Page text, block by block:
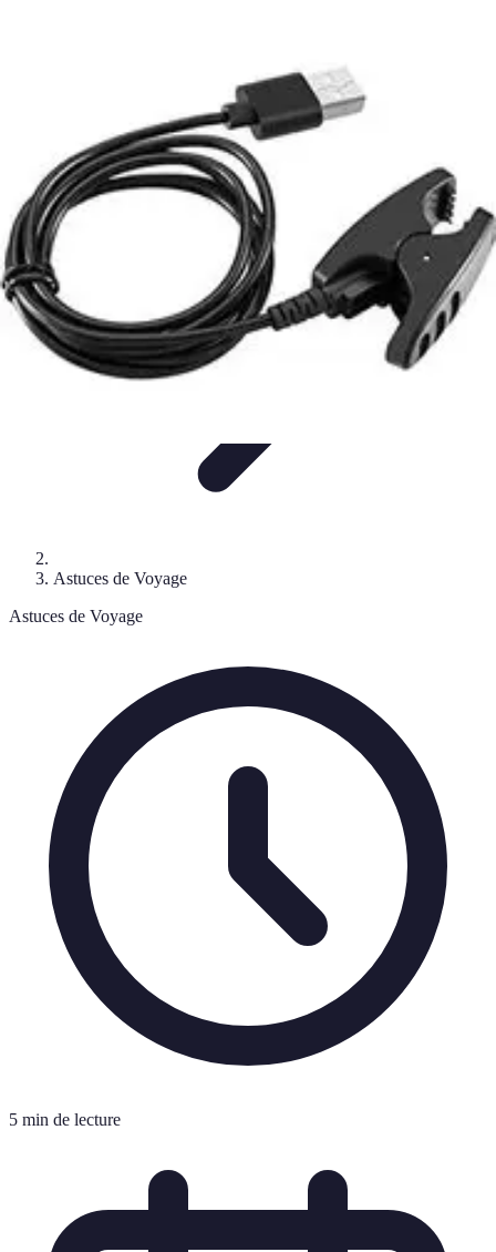
Voyager Lointain
Astuces de Voyage
Astuces de Voyage
5 min de lecture